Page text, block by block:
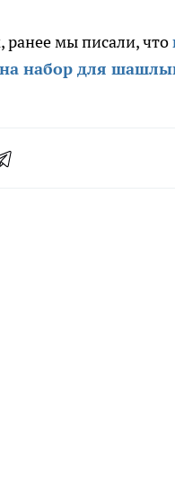
мы писали, что
набор для